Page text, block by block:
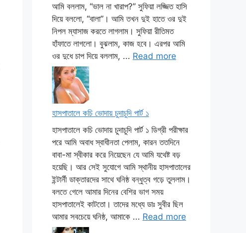
আমি বললাম, “ভাল না খারাপ?” সুফিয়া লজ্জিত হাসি
দিয়ে বললো, “বালা”। আমি তখন দুই হাতে ওর দুই
নিপল ম্যাসাজ করতে লাগলাম। সুফিয়া রীতিমত
হাঁফাতে লাগলো। বুঝলাম, কাজ হবে। এরপর আমি
ওর দুধে চাপ দিয়ে বললাম, ... Read more
হাসপাতালে কচি ভোদায় চুদাচুদি পার্ট ১
হাসপাতালে কচি ভোদায় চুদাচুদি পার্ট ১ ডিগ্রী পরীক্ষার
পরে আমি অবাধ স্বাধীনতা পেলাম, কারন ততদিনে
বাবা-মা স্বীকার করে নিয়েছেন যে আমি যথেষ্ট বড়
হয়েছি। আর সেই সুযোগে আমি স্থানীয় হাসপাতালের
ইন্টার্নী ডাক্তারদের সাথে ঘনিষ্ঠ বন্ধুত্ব গড়ে তুললাম।
বলতে গেলে আমার দিনের বেশির ভাগ সময়
হাসপাতালেই কাটতো। তাদের মধ্যে ডাঃ সুবীর ছিল
আমার সবচেয়ে ঘনিষ্ঠ, আমাকে ... Read more